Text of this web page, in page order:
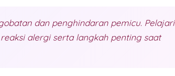
dan penghindaran pemicu. Pelajari
alergi serta langkah penting saat